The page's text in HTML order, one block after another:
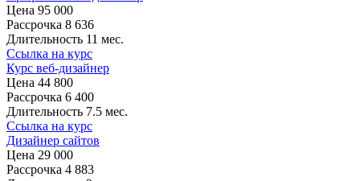
Цена 95 000
Рассрочка 8 636
Длительность 11 мес.
Ссылка на курс
Курс веб-дизайнер
Цена 44 800
Рассрочка 6 400
Длительность 7.5 мес.
Ссылка на курс
Дизайнер сайтов
Цена 29 000
Рассрочка 4 883